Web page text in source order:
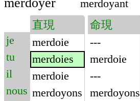
merdoyer merdoyant
je
tu
il
nous
直現
merdoie
merdoies
merdoie
merdoyons
命現
---
merdoie
---
merdoyons